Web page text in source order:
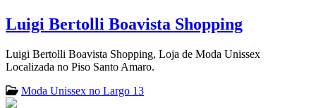
Luigi Bertolli Boavista Shopping
Luigi Bertolli Boavista Shopping, Loja de Moda Unissex
Localizada no Piso Santo Amaro.
Moda Unissex no Largo 13